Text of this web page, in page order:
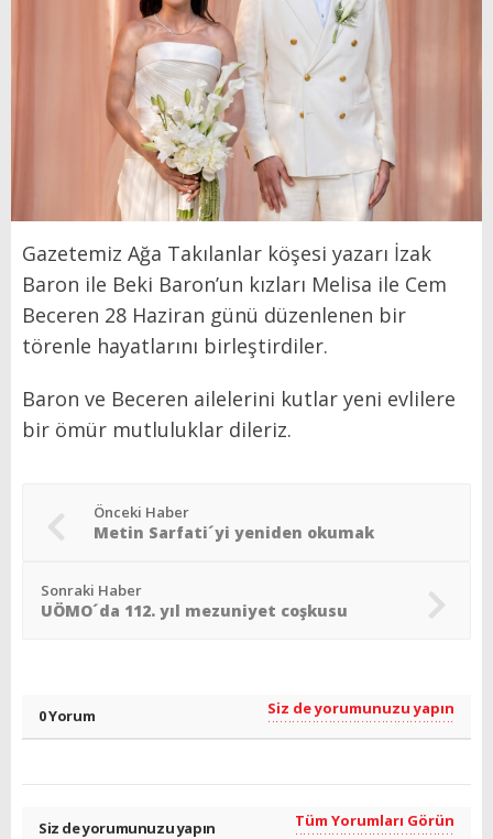
Gazetemiz Ağa Takılanlar köşesi yazarı İzak
Baron ile Beki Baron’un kızları Melisa ile Cem
Beceren 28 Haziran günü düzenlenen bir
törenle hayatlarını birleştirdiler.
Baron ve Beceren ailelerini kutlar yeni evlilere
bir ömür mutluluklar dileriz.
Önceki Haber
Metin Sarfati´yi yeniden okumak
Sonraki Haber
UÖMO´da 112. yıl mezuniyet coşkusu
0 Yorum Siz de yorumunuzu yapın
Siz de yorumunuzu yapın Tüm Yorumları Görün